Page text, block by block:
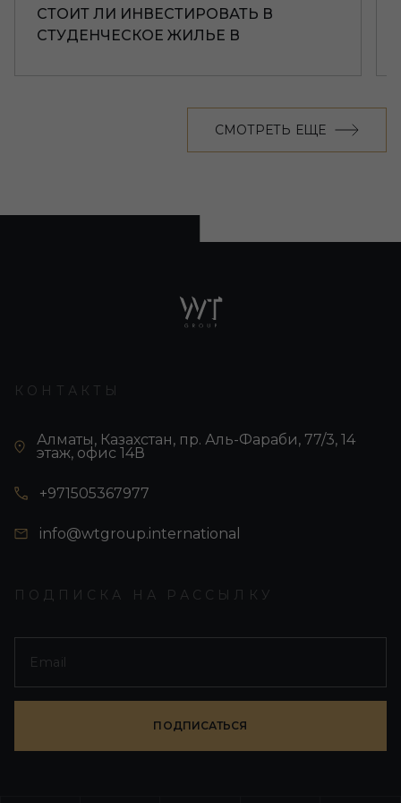
СТОИТ ЛИ ИНВЕСТИРОВАТЬ В
СТУДЕНЧЕСКОЕ ЖИЛЬЕ В
СМОТРЕТЬ ЕЩЕ
КОНТАКТЫ
Алматы, Казахстан, пр. Аль-Фараби, 77/3, 14
этаж, офис 14В
+971505367977
info@wtgroup.international
ПОДПИСКА НА РАССЫЛКУ
ПОДПИСАТЬСЯ